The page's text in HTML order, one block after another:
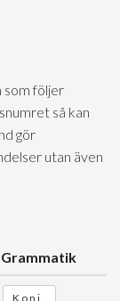
som följer
så kan
gör
utan även
Grammatik
Konj.